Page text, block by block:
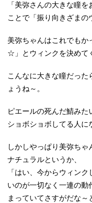
「美弥さんの大きな瞳
ことで「振り向きざまの
美弥ちゃんはこれでもか
☆」とウィンクを決めて
こんなに大きな瞳だった
ょうね～。
ピエールの死んだ鯖み
ショボショボしてる人
しかしやっぱり美弥ち
ナチュラルというか、
「はい、今からウィン
いのが一切なく一連の動
まっていてさすがだな～